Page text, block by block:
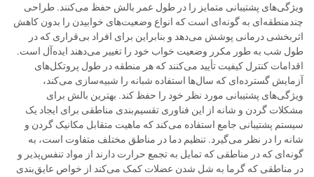
ویژگی‌های پشتیبانی متمایز را در طول عمر بالش حفظ می‌کنند. طراحی
چندمنطقه‌ای به گونه‌ای است که انواع وضعیت‌های خوابیدن را بدون کاهش
اثربخشی درمانی پوشش می‌دهد و بنابراین برای افراد بی‌قراری که در
طول شب به طور مکرر وضعیت خواب خود را تغییر می‌دهند ایده‌آل است.
اقدامات کنترل کیفیت تأیید می‌کنند که هر منطقه در طول پروتکل‌های
آزمایش گسترده‌ای که سال‌ها استفاده شبانه را شبیه‌سازی می‌کند،
ویژگی‌های پشتیبانی مورد نظر خود را حفظ کند. بهترین بالش برای
مشکلات گردن و شانه از این فناوری تقسیم‌بندی مناطقی برای ایجاد یک
سیستم پشتیبانی جامع استفاده می‌کند که ماهیت متقابل مکانیک گردن و
شانه را در نظر می‌گیرد. تنظیم دما در مناطق مختلف متفاوت است، به
گونه‌ای که در مناطقی که تمایل به تجمع حرارت دارند از مواد تنفس‌پذیر و
در مناطقی که گرما به شل شدن عضلات کمک می‌کند از خواص عایق‌بندی